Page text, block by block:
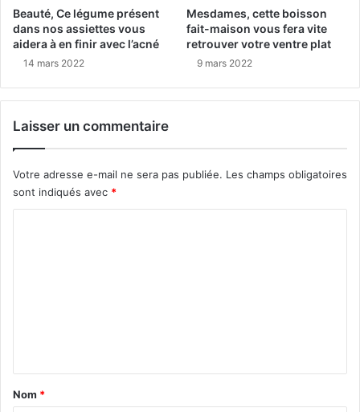
Beauté, Ce légume présent
dans nos assiettes vous
aidera à en finir avec l’acné
14 mars 2022
Mesdames, cette boisson
fait-maison vous fera vite
retrouver votre ventre plat
9 mars 2022
Laisser un commentaire
Votre adresse e-mail ne sera pas publiée. Les champs obligatoires
sont indiqués avec *
a
Nom *